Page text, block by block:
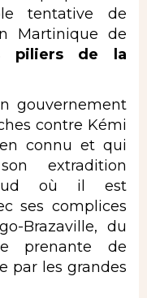
tentative de
Martinique de
piliers de la
gouvernement
contre Kémi
connu et qui
extradition
où il est
ses complices
Brazaville, du
prenante de
par les grandes